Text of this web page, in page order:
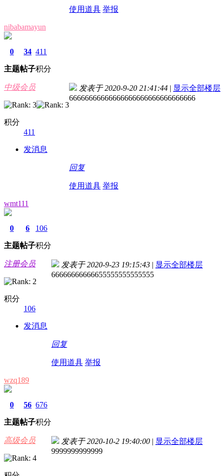
使用道具 举报
nibabamayun
0
主题
34
帖子
411
积分
中级会员
积分
411
发消息
发表于 2020-9-20 21:41:44 | 显示全部楼层
66666666666666666666666666666666
回复
使用道具 举报
wmt111
0
主题
6
帖子
106
积分
注册会员
积分
106
发消息
发表于 2020-9-23 19:15:43 | 显示全部楼层
66666666666655555555555555
回复
使用道具 举报
wzq189
0
主题
56
帖子
676
积分
高级会员 发表于 2020-10-2 19:40:00 | 显示全部楼层
9999999999999